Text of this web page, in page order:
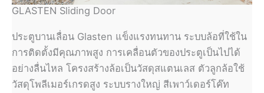
GLASTEN Sliding Door
ประตูบานเลื่อน Glasten แข็งแรงทนทาน ระบบล้อที่ใช้ใน
การติดตั้งมีคุณภาพสูง การเคลื่อนตัวของประตูเป็นไปได้
อย่างลื่นไหล โครงสร้างล้อเป็นวัสดุสแตนเลส ตัวลูกล้อใช้
วัสดุโพลีเมอร์เกรดสูง ระบบรางใหญ่ สีเพาว์เดอร์โค๊ท